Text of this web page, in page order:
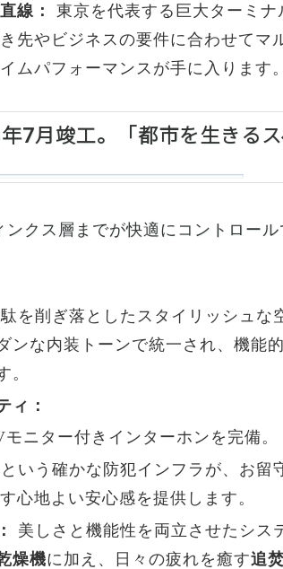
線：
東京を代表する巨大ターミナ
先やビジネスの要件に合わせてマ
ムパフォーマンスが手に入ります。
7月竣工。「都市を生きるス
クス層までが快適にコントロール
を削ぎ落としたスタイリッシュな
ンな内装トーンで統一され、機能
。
ィ：
ニター付きインターホンを完備。
いう確かな防犯インフラが、お留
心地よい安心感を提供します。
美しさと機能性を両立させたシス
燥機に加え、日々の疲れを癒す追